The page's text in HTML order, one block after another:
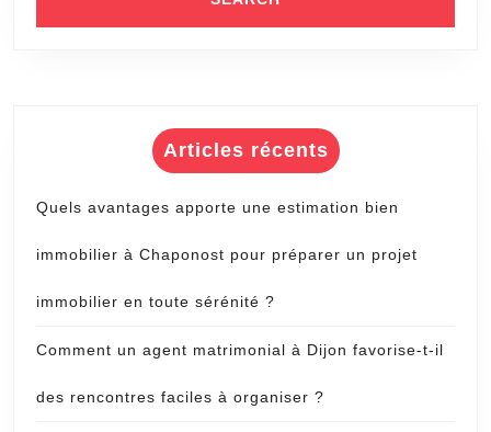
Articles récents
Quels avantages apporte une estimation bien
immobilier à Chaponost pour préparer un projet
immobilier en toute sérénité ?
Comment un agent matrimonial à Dijon favorise-t-il
des rencontres faciles à organiser ?